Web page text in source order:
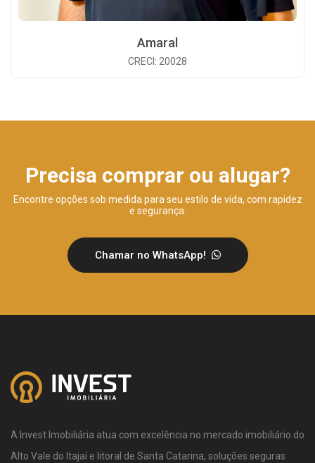
Amaral
CRECI: 20028
Precisa comprar ou alugar?
Encontre opções sob medida para seu estilo de vida, com rapidez
e segurança.
Chamar no WhatsApp!
A Invest Imobiliária atua com excelência no mercado imobiliário do
Alto Vale do Itajaí e litoral de Santa Catarina, soluções seguras